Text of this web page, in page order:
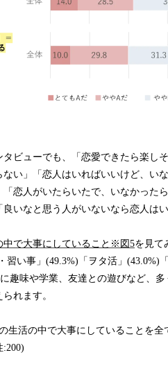
ビューでも、「恋愛できたら楽し
ない」「恋人はいればいいけど、い
「恋人がいたらいたで、いなかった
いなと思う人がいないなら恋人は
中で大事にしていること※図5を見て
習い事」(49.3%)「ヲタ活」(43.0%)
趣味や学業、友達との遊びなど、
れます。
生活の中で大事にしていることを全
:200)